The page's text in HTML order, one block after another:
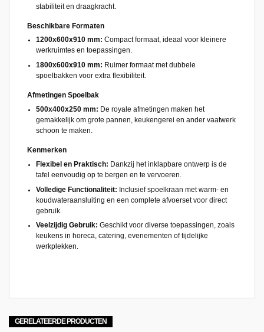
stabiliteit en draagkracht.
Beschikbare Formaten
1200x600x910 mm: Compact formaat, ideaal voor kleinere
werkruimtes en toepassingen.
1800x600x910 mm: Ruimer formaat met dubbele
spoelbakken voor extra flexibiliteit.
Afmetingen Spoelbak
500x400x250 mm: De royale afmetingen maken het
gemakkelijk om grote pannen, keukengerei en ander vaatwerk
schoon te maken.
Kenmerken
Flexibel en Praktisch: Dankzij het inklapbare ontwerp is de
tafel eenvoudig op te bergen en te vervoeren.
Volledige Functionaliteit: Inclusief spoelkraan met warm- en
koudwateraansluiting en een complete afvoerset voor direct
gebruik.
Veelzijdig Gebruik: Geschikt voor diverse toepassingen, zoals
keukens in horeca, catering, evenementen of tijdelijke
werkplekken.
GERELATEERDE PRODUCTEN